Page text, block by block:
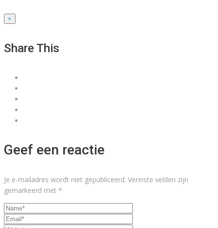
×
Share This
Geef een reactie
Je e-mailadres wordt niet gepubliceerd. Vereiste velden zijn
gemarkeerd met *